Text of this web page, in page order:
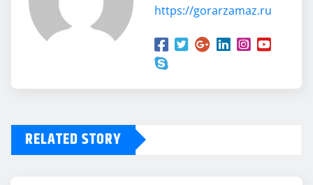
https://gorarzamaz.ru
RELATED STORY